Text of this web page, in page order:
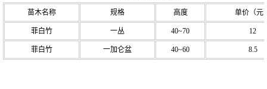
苗木名称 规格 高度 单价（元
菲白竹 一丛 40~70 12
菲白竹 一加仑盆 40~60 8.5